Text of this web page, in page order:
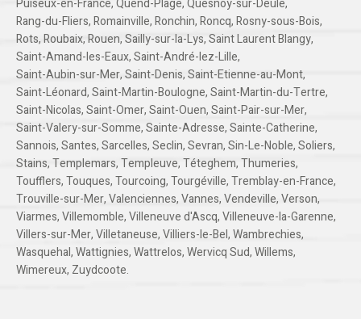
Puiseux-en-France,Quend-Plage,Quesnoy-sur-Deûle,
Rang-du-Fliers,Romainville,Ronchin,Roncq,Rosny-sous-Bois,
Rots,Roubaix,Rouen,Sailly-sur-la-Lys,Saint Laurent Blangy,
Saint-Amand-les-Eaux,Saint-André-lez-Lille,
Saint-Aubin-sur-Mer,Saint-Denis,Saint-Etienne-au-Mont,
Saint-Léonard,Saint-Martin-Boulogne,Saint-Martin-du-Tertre,
Saint-Nicolas,Saint-Omer,Saint-Ouen,Saint-Pair-sur-Mer,
Saint-Valery-sur-Somme,Sainte-Adresse,Sainte-Catherine,
Sannois,Santes,Sarcelles,Seclin,Sevran,Sin-Le-Noble,Soliers,
Stains,Templemars,Templeuve,Téteghem,Thumeries,
Toufflers,Touques,Tourcoing,Tourgéville,Tremblay-en-France,
Trouville-sur-Mer,Valenciennes,Vannes,Vendeville,Verson,
Viarmes,Villemomble,Villeneuve d'Ascq,Villeneuve-la-Garenne,
Villers-sur-Mer,Villetaneuse,Villiers-le-Bel,Wambrechies,
Wasquehal,Wattignies,Wattrelos,Wervicq Sud,Willems,
Wimereux, Zuydcoote.